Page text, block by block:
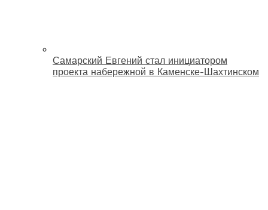
Самарский Евгений стал инициатором
проекта набережной в Каменске-Шахтинском